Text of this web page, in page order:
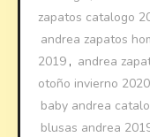
zapatos catalogo
andrea zapatos
2019 , andrea
otoño invierno 2020
baby andrea
blusas andrea